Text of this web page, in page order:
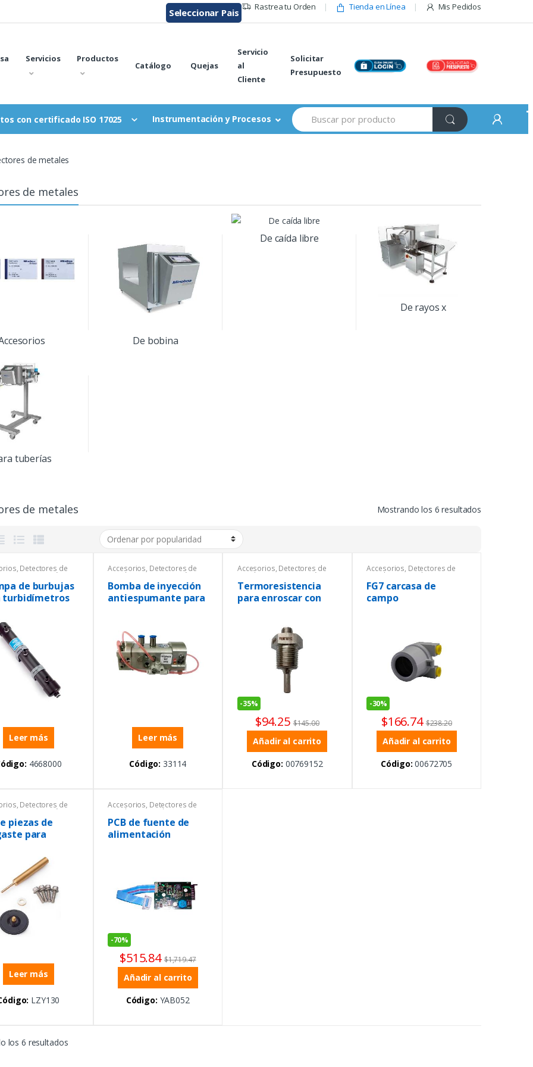
Rastrea tu Orden Tienda en Línea Mis Pedidos
Seleccionar Pais
Servicios Productos
Catálogo Quejas
Servicio
al
Cliente
Solicitar
Presupuesto
con certificado ISO 17025 Instrumentación y Procesos
Buscar:
de metales
de metales
De bobina
De caída libre
De rayos x
tuberías
de metales Mostrando los 6 resultados
, Detectores de
Instrumentación y
de burbujas
turbidímetros
Leer más
4668000
Accesorios, Detectores de
metales Instrumentación y
Procesos
Bomba de inyección
antiespumante para
Leer más
Código: 33114
Accesorios, Detectores de
metales Instrumentación y
Procesos
Termoresistencia
para enroscar con
-35%
$94.25 $145.00
Añadir al carrito
Código: 00769152
Accesorios, Detectores de
metales General
Instrumentación y Procesos
Ofertas
FG7 carcasa de
campo
-30%
$166.74 $238.20
Añadir al carrito
Código: 00672705
, Detectores de
Instrumentación y
piezas de
para
Leer más
LZY130
Accesorios, Detectores de
metales General
Instrumentación y Procesos
Ofertas
PCB de fuente de
alimentación
-70%
$515.84 $1,719.47
Añadir al carrito
Código: YAB052
los 6 resultados